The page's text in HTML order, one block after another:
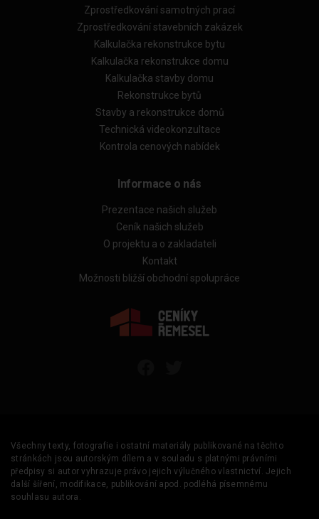
Zprostředkování samotných prací
Zprostředkování stavebních zakázek
Kalkulačka rekonstrukce bytu
Kalkulačka rekonstrukce domu
Kalkulačka stavby domu
Rekonstrukce bytů
Stavby a rekonstrukce domů
Technická videokonzultace
Kontrola cenových nabídek
Informace o nás
Prezentace našich služeb
Ceník našich služeb
O projektu a o zakladateli
Kontakt
Možnosti bližší obchodní spolupráce
Všechny texty, fotografie i ostatní materiály publikované na těchto
stránkách jsou autorským dílem a v souladu s platnými právními
předpisy si autor vyhrazuje právo jejich výlučného vlastnictví. Jejich
další šíření, modifikace, publikování apod. podléhá písemnému
souhlasu autora.